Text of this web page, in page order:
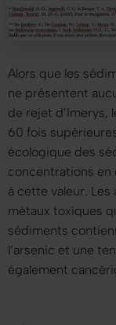
Alors que les
ne présentent
de rejet d’Imerys,
60 fois
écologique des
concentrations en
à cette valeur. Les
métaux toxiques
sédiments
l’arsenic et une
également